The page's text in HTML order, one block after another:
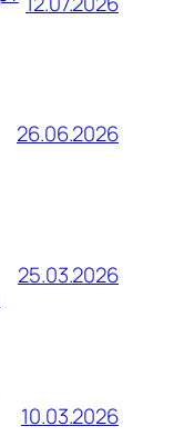
26.06.2026
25.03.2026
10.03.2026